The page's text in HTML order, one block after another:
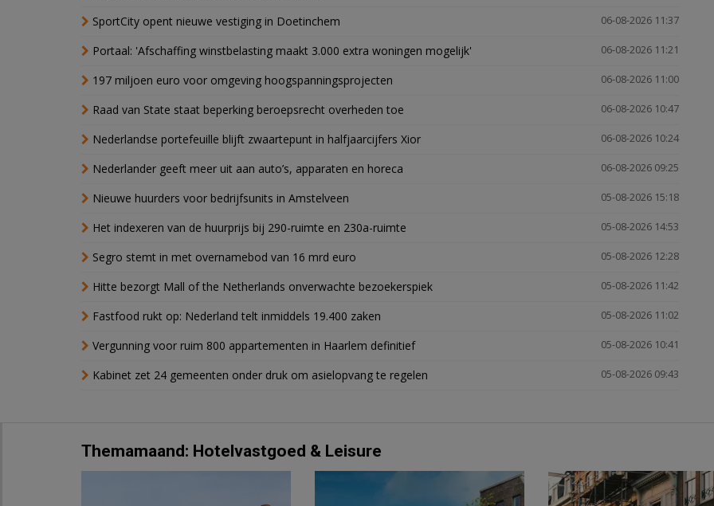
06-08-2026 11:37
SportCity opent nieuwe vestiging in Doetinchem
06-08-2026 11:21
Portaal: 'Afschaffing winstbelasting maakt 3.000 extra woningen mogelijk'
06-08-2026 11:00
197 miljoen euro voor omgeving hoogspanningsprojecten
06-08-2026 10:47
Raad van State staat beperking beroepsrecht overheden toe
06-08-2026 10:24
Nederlandse portefeuille blijft zwaartepunt in halfjaarcijfers Xior
06-08-2026 09:25
Nederlander geeft meer uit aan auto’s, apparaten en horeca
05-08-2026 15:18
Nieuwe huurders voor bedrijfsunits in Amstelveen
05-08-2026 14:53
Het indexeren van de huurprijs bij 290-ruimte en 230a-ruimte
05-08-2026 12:28
Segro stemt in met overnamebod van 16 mrd euro
05-08-2026 11:42
Hitte bezorgt Mall of the Netherlands onverwachte bezoekerspiek
05-08-2026 11:02
Fastfood rukt op: Nederland telt inmiddels 19.400 zaken
05-08-2026 10:41
Vergunning voor ruim 800 appartementen in Haarlem definitief
05-08-2026 09:43
Kabinet zet 24 gemeenten onder druk om asielopvang te regelen
Themamaand: Hotelvastgoed & Leisure